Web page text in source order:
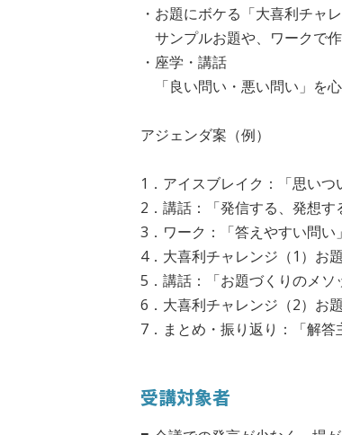
・お題にボケる「大喜利チャ
サンプルお題や、ワークで
・座学・講話
「良い問い・悪い問い」を
アジェンダ案（例）
1．アイスブレイク：「思いつ
2．講話：「発信する、発想
3．ワーク：「答えやすい問
4．大喜利チャレンジ（1）お
5．講話：「お題づくりのメソ
6．大喜利チャレンジ（2）お
7．まとめ・振り返り：「解
受講対象者